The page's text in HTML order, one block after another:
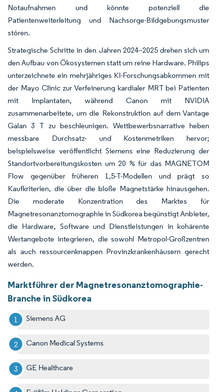
Notaufnahmen und könnte potenziell die
Patientenweiterleitung und Nachsorge-Bildgebungsmuster
stören.
Strategische Schritte in den Jahren 2024–2025 drehen sich um
den Aufbau von Ökosystemen statt um reine Hardware. Philips
unterzeichnete ein mehrjähriges KI-Forschungsabkommen mit
der Mayo Clinic zur Verfeinerung kardialer MRT bei Patienten
mit Implantaten, während Canon mit NVIDIA
zusammenarbeitete, um die Rekonstruktion auf dem Vantage
Galan 3 T zu beschleunigen. Wettbewerbsnarrative heben
messbare Durchsatz- und Kostenmetriken hervor;
beispielsweise veröffentlicht Siemens eine Reduzierung der
Standortvorbereitungskosten um 20 % für das MAGNETOM
Flow gegenüber früheren 1,5-T-Modellen und prägt so
Kaufkriterien, die über die bloße Magnetstärke hinausgehen.
Die moderate Konzentration des Marktes für
Magnetresonanztomographie in Südkorea begünstigt Anbieter,
die Hardware, Software und Dienstleistungen in kohärente
Wertangebote integrieren, die sowohl Metropol-Großzentren
als auch ressourcenknappen Provinzkrankenhäusern gerecht
werden.
Marktführer der Magnetresonanztomographie-
Branche in Südkorea
Siemens AG
Canon Medical Systems
GE Healthcare